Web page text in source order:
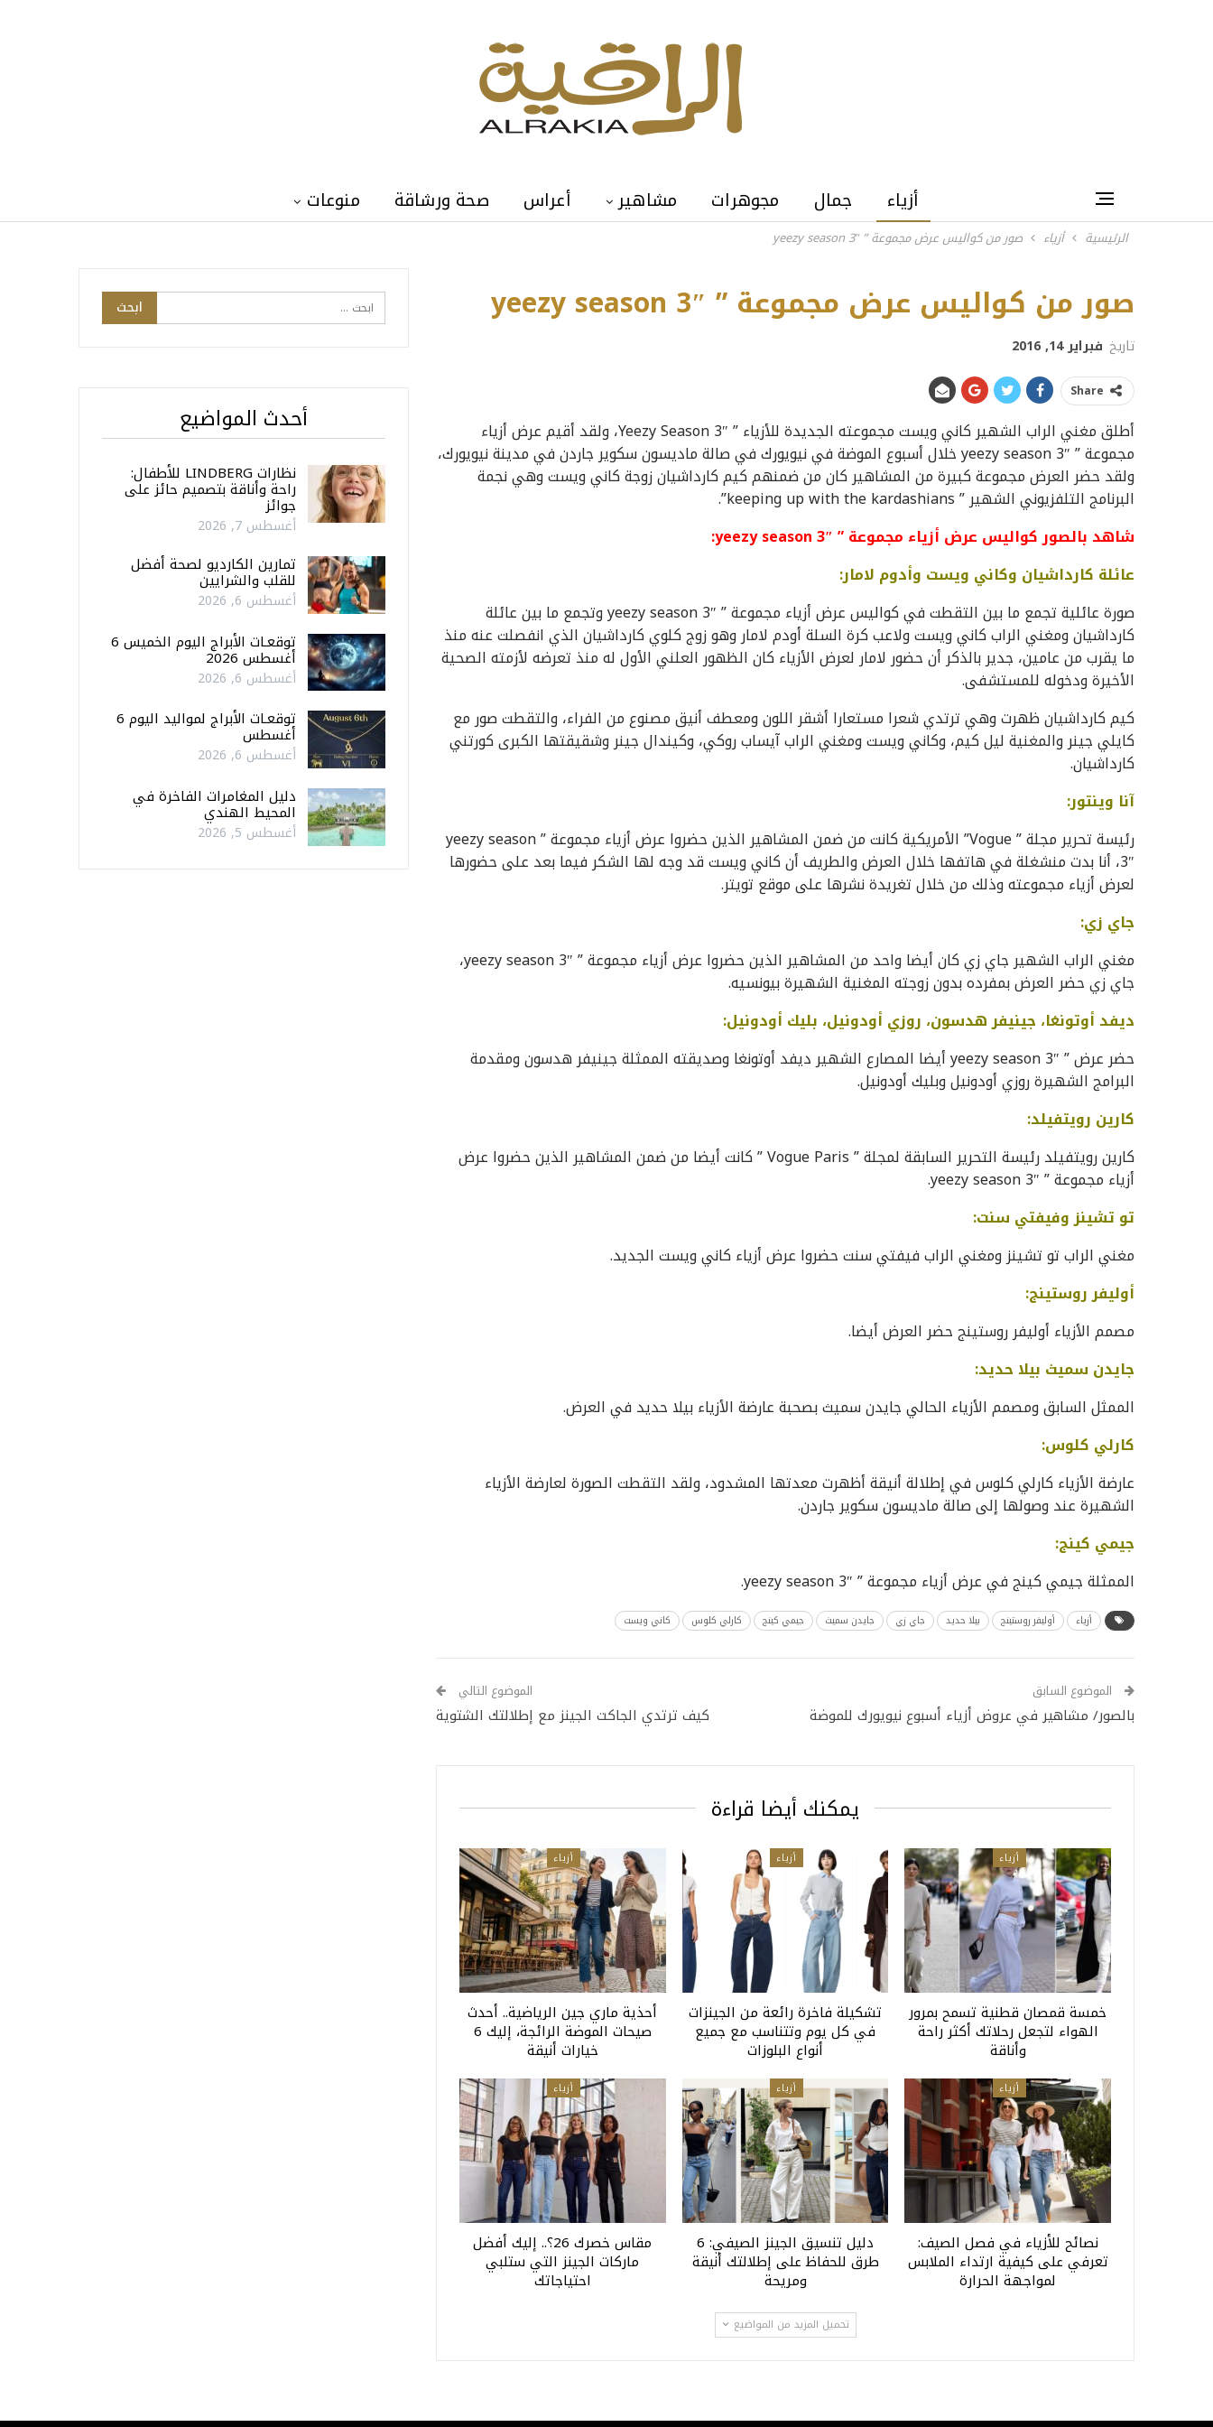
أزياء جمال مجوهرات مشاهير أعراس صحة ورشاقة منوعات
الرئيسية أزياء صور من كواليس عرض مجموعة ” yeezy season 3″
khloe kardashian&lamar odom
صور من كواليس عرض مجموعة ” yeezy season 3″
تاريخ فبراير 14, 2016
Share
أطلق مغني الراب الشهير كاني ويست مجموعته الجديدة للأزياء ” Yeezy Season 3″، ولقد أقيم عرض أزياء
مجموعة ” yeezy season 3″ خلال أسبوع الموضة في نيويورك في صالة ماديسون سكوير جاردن في مدينة نيويورك،
ولقد حضر العرض مجموعة كبيرة من المشاهير كان من ضمنهم كيم كارداشيان زوجة كاني ويست وهي نجمة
البرنامج التلفزيوني الشهير ” keeping up with the kardashians”.
شاهد بالصور كواليس عرض أزياء مجموعة ” yeezy season 3″:
عائلة كارداشيان وكاني ويست وأدوم لامار:
صورة عائلية تجمع ما بين التقطت في كواليس عرض أزياء مجموعة ” yeezy season 3″ وتجمع ما بين عائلة
كارداشيان ومغني الراب كاني ويست ولاعب كرة السلة أودم لامار وهو زوج كلوي كارداشيان الذي انفصلت عنه منذ
ما يقرب من عامين، جدير بالذكر أن حضور لامار لعرض الأزياء كان الظهور العلني الأول له منذ تعرضه لأزمته الصحية
الأخيرة ودخوله للمستشفى.
كيم كارداشيان ظهرت وهي ترتدي شعرا مستعارا أشقر اللون ومعطف أنيق مصنوع من الفراء، والتقطت صور مع
كايلي جينر والمغنية ليل كيم، وكاني ويست ومغني الراب آيساب روكي، وكيندال جينر وشقيقتها الكبرى كورتني
كارداشيان.
آنا وينتور:
رئيسة تحرير مجلة ” Vogue” الأمريكية كانت من ضمن المشاهير الذين حضروا عرض أزياء مجموعة ” yeezy season
3″، أنا بدت منشغلة في هاتفها خلال العرض والطريف أن كاني ويست قد وجه لها الشكر فيما بعد على حضورها
لعرض أزياء مجموعته وذلك من خلال تغريدة نشرها على موقع تويتر.
جاي زي:
مغني الراب الشهير جاي زي كان أيضا واحد من المشاهير الذين حضروا عرض أزياء مجموعة ” yeezy season 3″،
جاي زي حضر العرض بمفرده بدون زوجته المغنية الشهيرة بيونسيه.
ديفد أوتونغا، جينيفر هدسون، روزي أودونيل، بليك أودونيل:
حضر عرض ” yeezy season 3″ أيضا المصارع الشهير ديفد أوتونغا وصديقته الممثلة جينيفر هدسون ومقدمة
البرامج الشهيرة روزي أودونيل وبليك أودونيل.
كارين رويتفيلد:
كارين رويتفيلد رئيسة التحرير السابقة لمجلة ” Vogue Paris ” كانت أيضا من ضمن المشاهير الذين حضروا عرض
أزياء مجموعة ” yeezy season 3″.
تو تشينز وفيفتي سنت:
مغني الراب تو تشينز ومغني الراب فيفتي سنت حضروا عرض أزياء كاني ويست الجديد.
أوليفر روستينج:
مصمم الأزياء أوليفر روستينج حضر العرض أيضا.
جايدن سميث بيلا حديد:
الممثل السابق ومصمم الأزياء الحالي جايدن سميث بصحبة عارضة الأزياء بيلا حديد في العرض.
كارلي كلوس:
عارضة الأزياء كارلي كلوس في إطلالة أنيقة أظهرت معدتها المشدود، ولقد التقطت الصورة لعارضة الأزياء
الشهيرة عند وصولها إلى صالة ماديسون سكوير جاردن.
جيمي كينج:
الممثلة جيمي كينج في عرض أزياء مجموعة ” yeezy season 3″.
أزياء أوليفر روستينج بيلا حديد جاي زي جايدن سميث جيمي كينج كارلي كلوس كاني ويست
الموضوع السابق
بالصور/ مشاهير في عروض أزياء أسبوع نيويورك للموضة
الموضوع التالي
كيف ترتدي الجاكت الجينز مع إطلالتك الشتوية
يمكنك أيضا قراءة
أزياء
خمسة قمصان قطنية تسمح بمرور
الهواء لتجعل رحلاتك أكثر راحة
وأناقة
أزياء
تشكيلة فاخرة رائعة من الجينزات
في كل يوم وتتناسب مع جميع
أنواع البلوزات
أزياء
أحذية ماري جين الرياضية.. أحدث
صيحات الموضة الرائجة، إليك 6
خيارات أنيقة
أزياء
نصائح للأزياء في فصل الصيف:
تعرفي على كيفية ارتداء الملابس
لمواجهة الحرارة
أزياء
دليل تنسيق الجينز الصيفي: 6
طرق للحفاظ على إطلالتك أنيقة
ومريحة
أزياء
مقاس خصرك 26؟.. إليك أفضل
ماركات الجينز التي ستلبي
احتياجاتك
تحميل المزيد من المواضيع
أحدث المواضيع
نظارات LINDBERG للأطفال:
راحة وأناقة بتصميم حائز على
جوائز
أغسطس 7, 2026
تمارين الكارديو لصحة أفضل
للقلب والشرايين
أغسطس 6, 2026
توقعـات الأبراج اليوم الخميس 6
أغسطس 2026
أغسطس 6, 2026
توقعـات الأبراج لمواليد اليوم 6
أغسطس
أغسطس 6, 2026
دليل المغامرات الفاخرة في
المحيط الهندي
أغسطس 5, 2026